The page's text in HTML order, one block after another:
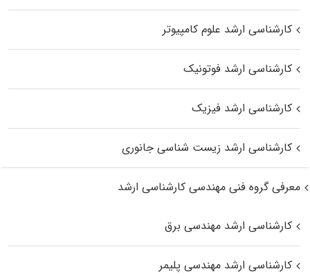
کارشناسی ارشد علوم کامپیوتر
کارشناسی ارشد فوتونیک
کارشناسی ارشد فیزیک
کارشناسی ارشد زیست‌ شناسی جانوری
معرفی گروه فنی مهندسی کارشناسی ارشد
کارشناسی ارشد مهندسی برق
کارشناسی ارشد مهندسی پلیمر